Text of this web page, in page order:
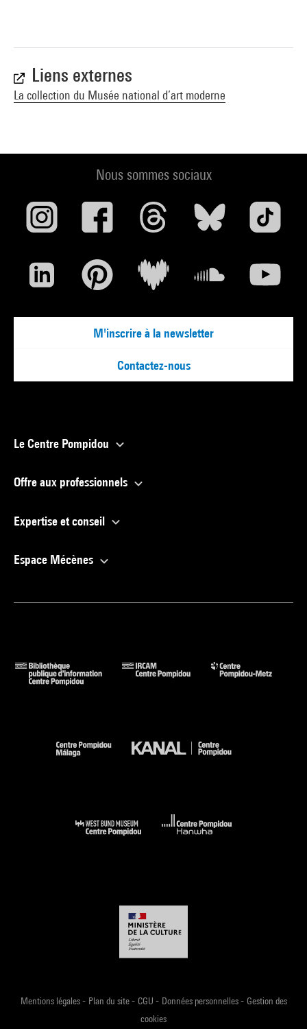
Liens externes
La collection du Musée national d’art moderne
Nous sommes sociaux
M'inscrire à la newsletter
Contactez-nous
Le Centre Pompidou
Offre aux professionnels
Expertise et conseil
Espace Mécènes
Mentions légales- Plan du site- CGU - Données personnelles- Gestion des
cookies